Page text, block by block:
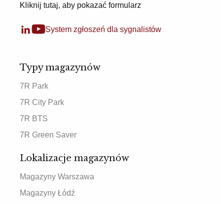
Kliknij tutaj, aby pokazać formularz
System zgłoszeń dla sygnalistów
Typy magazynów
7R Park
7R City Park
7R BTS
7R Green Saver
Lokalizacje magazynów
Magazyny Warszawa
Magazyny Łódź